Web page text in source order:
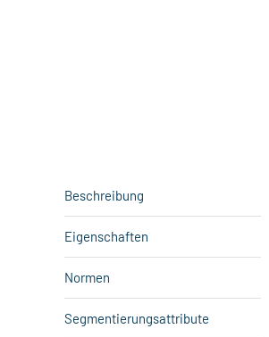
Beschreibung
Eigenschaften
Normen
Segmentierungsattribute